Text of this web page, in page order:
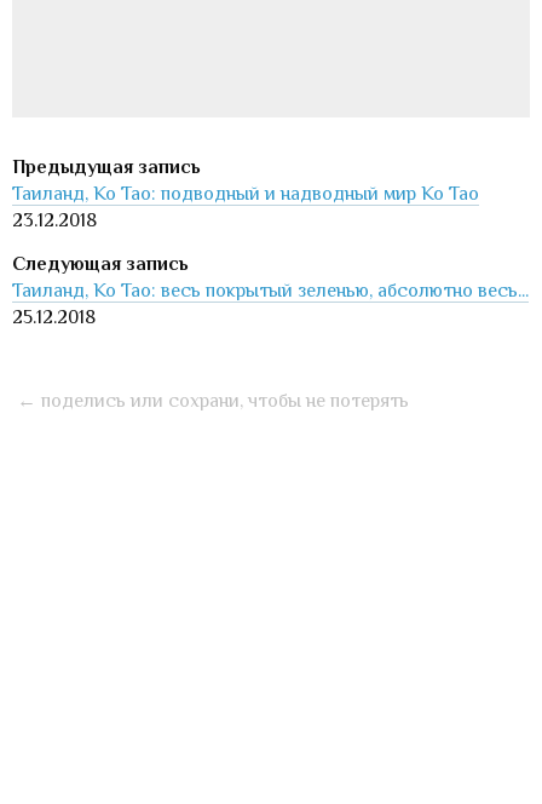
Таиланд, Ко Тао: подводный и надводный мир Ко Тао
23.12.2018
Таиланд, Ко Тао: весь покрытый зеленью, абсолютно весь...
25.12.2018
← поделись или сохрани, чтобы не потерять